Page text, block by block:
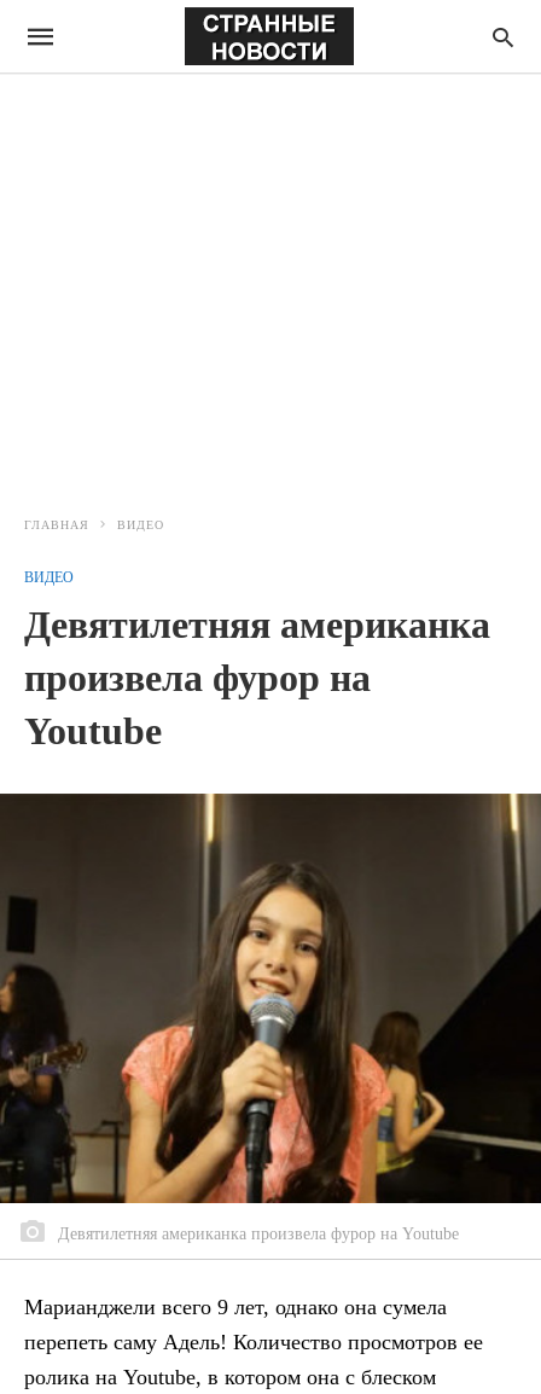
ГЛАВНАЯ ВИДЕО
ВИДЕО
Девятилетняя американка
произвела фурор на
Youtube
Девятилетняя американка произвела фурор на Youtube
Марианджели всего 9 лет, однако она сумела
перепеть саму Адель! Количество просмотров ее
ролика на Youtube, в котором она с блеском